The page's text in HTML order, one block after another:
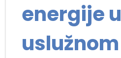
energije u
uslužnom